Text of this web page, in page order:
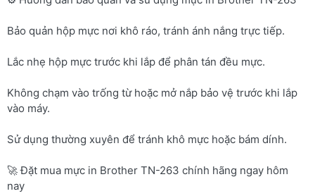
Bảo quản hộp mực nơi khô ráo, tránh ánh nắng trực tiếp.
Lắc nhẹ hộp mực trước khi lắp để phân tán đều mực.
Không chạm vào trống từ hoặc mở nắp bảo vệ trước khi lắp
vào máy.
Sử dụng thường xuyên để tránh khô mực hoặc bám dính.
🚀 Đặt mua mực in Brother TN-263 chính hãng ngay hôm
nay